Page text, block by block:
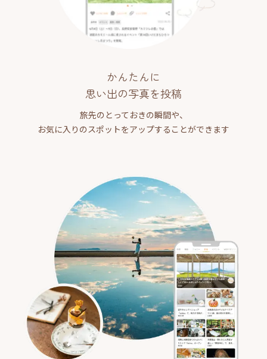
かんたんに
思い出の写真を投稿
旅先のとっておきの瞬間や、
お気に入りのスポットをアップすることができます